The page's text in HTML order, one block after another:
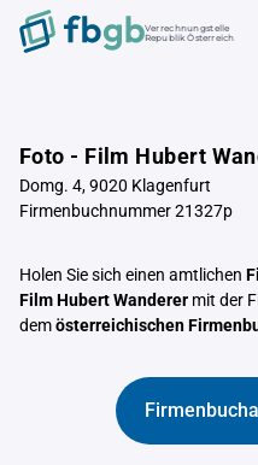
Verrechnungstelle
Republik Österreich
Foto - Film Hubert
Domg. 4, 9020 Klagenfurt
Firmenbuchnummer 21327p
Holen Sie sich einen amtlichen
Film Hubert Wanderer mit der
demösterreichischen